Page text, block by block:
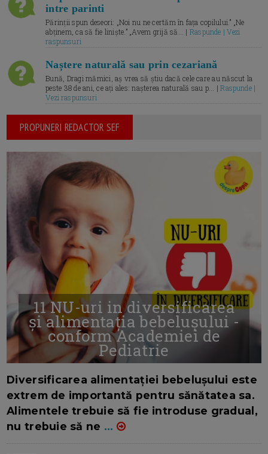
intre parinti
Părinții spun deseori: „Noi nu ne certăm în fața copilului.” „Ne
abținem, ca să fie liniște.” „Avem grijă să... | Raspunde | Vezi
raspunsuri
Naștere naturală sau prin cezariană
Bună, Dragi mămici, aș vrea să știu dacă cele care au născut la
peste 38 de ani, ce ați ales: nașterea naturală sau p... |Raspunde |
Vezi raspunsuri
PROPUNERI REDACTOR SEF
11 NU-uri in diversificarea
și alimentația bebelușului -
conform Academiei de
Pediatrie
Diversificarea alimentației bebelușului este
extrem de importantă pentru sănătatea sa.
Alimentele trebuie să fie introduse gradual,
nu trebuie să ne ...